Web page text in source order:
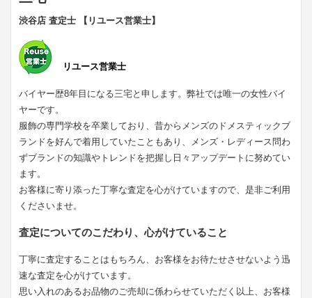
渋谷店 査定士 【リユース営業士】
リユース営業士
バイヤー歴8年目になる三宅と申します。弊社では唯一の女性バイ
ヤーです。
服飾の専門学校を卒業しており、昔からメンズのドメスティックブ
ランドを好んで着用していたこともあり、メンズ・レディース問わ
ずブランドの知識やトレンドを把握し日々アップデートに努めてい
ます。
お客様に寄り添った丁寧な査定を心がけていますので、是非ご利用
くださいませ。
査定についてのこだわり、心がけていること
丁寧に査定することはもちろん、お客様をお待たせさせないよう迅
速な査定を心がけています。
思い入れのあるお品物のご売却に係わらせていただく以上、お客様